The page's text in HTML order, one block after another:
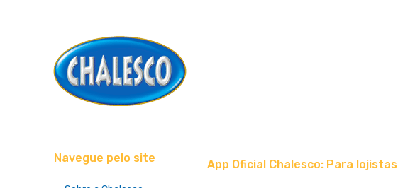
Navegue pelo site App Oficial Chalesco: Para lojistas